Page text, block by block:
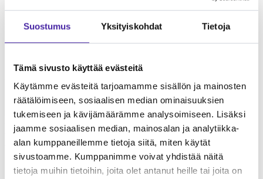
Suostumus Yksityiskohdat Tietoja
Tämä sivusto käyttää evästeitä
Käytämme evästeitä tarjoamamme sisällön ja mainosten
räätälöimiseen, sosiaalisen median ominaisuuksien
tukemiseen ja kävijämäärämme analysoimiseen. Lisäksi
jaamme sosiaalisen median, mainosalan ja analytiikka-
alan kumppaneillemme tietoja siitä, miten käytät
sivustoamme. Kumppanimme voivat yhdistää näitä
tietoja muihin tietoihin, joita olet antanut heille tai joita on
Eläinlääkäriasema Taikatassu—
kokemukset ja arvostelut
Tämä on tekoälyn koostama yhteenveto julkisesti saatavilla
Kokemukset klinikasta Eläinlääkäriasema Taikatassu
perustuvat lemmikinomistajien kertomuksiin. Klinikka tunnetaan
ammattitaitoisesta ja välittävästä palvelusta. Furron
yhteisömallissa Eläinlääkäriasema Taikatassu on luotettava
valinta lemmikkisi hoitoon.